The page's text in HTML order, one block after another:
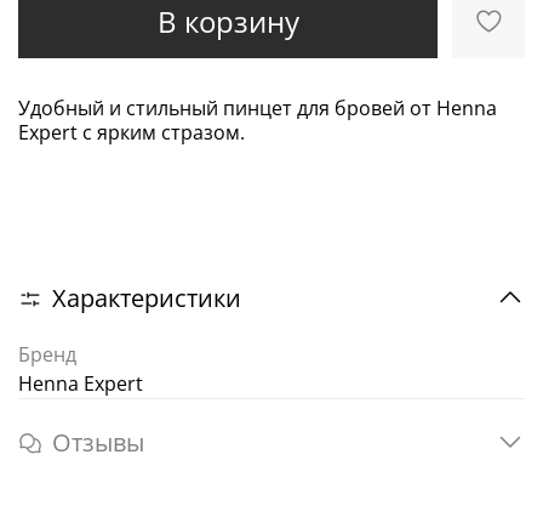
В корзину
Удобный и стильный пинцет для бровей от Henna
Expert с ярким стразом.
Характеристики
Бренд
Henna Expert
Отзывы